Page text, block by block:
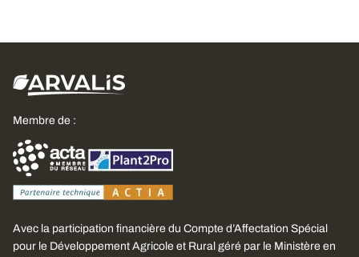
Membre de :
Avec la participation financière du Compte d’Affectation Spécial
pour le Développement Agricole et Rural géré par le Ministère en